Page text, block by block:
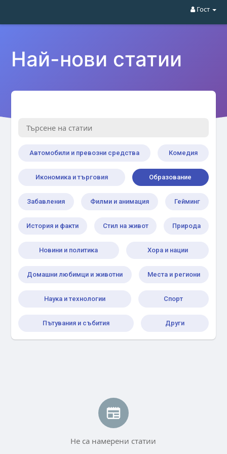
Гост
Най-нови статии
Автомобили и превозни средства Комедия
Икономика и търговия Образование
Забавления Филми и анимация Гейминг
История и факти Стил на живот Природа
Новини и политика Хора и нации
Домашни любимци и животни Места и региони
Наука и технологии Спорт
Пътувания и събития Други
Не са намерени статии